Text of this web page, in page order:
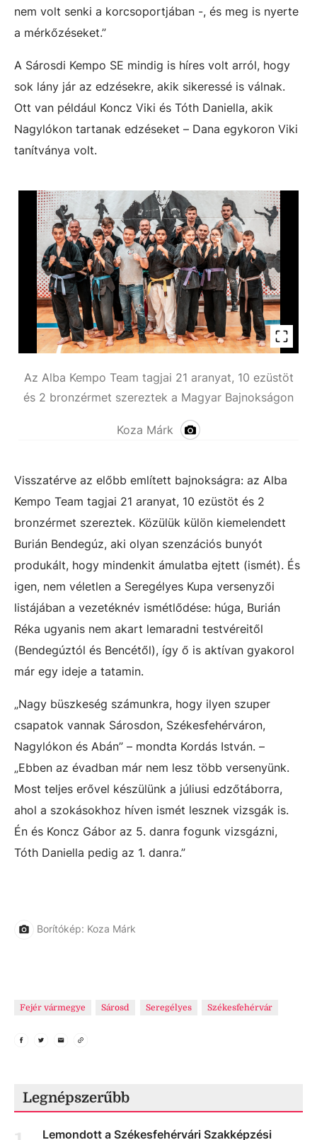
nem volt senki a korcsoportjában -, és meg is nyerte
a mérkőzéseket.”
A Sárosdi Kempo SE mindig is híres volt arról, hogy
sok lány jár az edzésekre, akik sikeressé is válnak.
Ott van például Koncz Viki és Tóth Daniella, akik
Nagylókon tartanak edzéseket – Dana egykoron Viki
tanítványa volt.
Az Alba Kempo Team tagjai 21 aranyat, 10 ezüstöt
és 2 bronzérmet szereztek a Magyar Bajnokságon
Koza Márk
Visszatérve az előbb említett bajnokságra: az Alba
Kempo Team tagjai 21 aranyat, 10 ezüstöt és 2
bronzérmet szereztek. Közülük külön kiemelendett
Burián Bendegúz, aki olyan szenzációs bunyót
produkált, hogy mindenkit ámulatba ejtett (ismét). És
igen, nem véletlen a Seregélyes Kupa versenyzői
listájában a vezetéknév ismétlődése: húga, Burián
Réka ugyanis nem akart lemaradni testvéreitől
(Bendegúztól és Bencétől), így ő is aktívan gyakorol
már egy ideje a tatamin.
„Nagy büszkeség számunkra, hogy ilyen szuper
csapatok vannak Sárosdon, Székesfehérváron,
Nagylókon és Abán” – mondta Kordás István. –
„Ebben az évadban már nem lesz több versenyünk.
Most teljes erővel készülünk a júliusi edzőtáborra,
ahol a szokásokhoz híven ismét lesznek vizsgák is.
Én és Koncz Gábor az 5. danra fogunk vizsgázni,
Tóth Daniella pedig az 1. danra.”
Borítókép: Koza Márk
Fejér vármegye Sárosd Seregélyes Székesfehérvár
Legnépszerűbb
Lemondott a Székesfehérvári Szakképzési